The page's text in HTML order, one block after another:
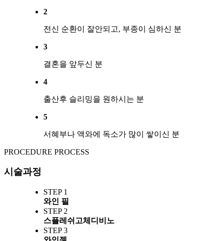
2
전신 순환이 잘안되고, 부종이 심하신 분
3
결혼을 앞두신 분
4
출산후 슬리밍을 원하시는 분
5
서혜부나 액와에 독소가 많이 쌓이신 분
PROCEDURE PROCESS
시술과정
STEP 1
와인 필
STEP 2
스플레쉬고체디비노
STEP 3